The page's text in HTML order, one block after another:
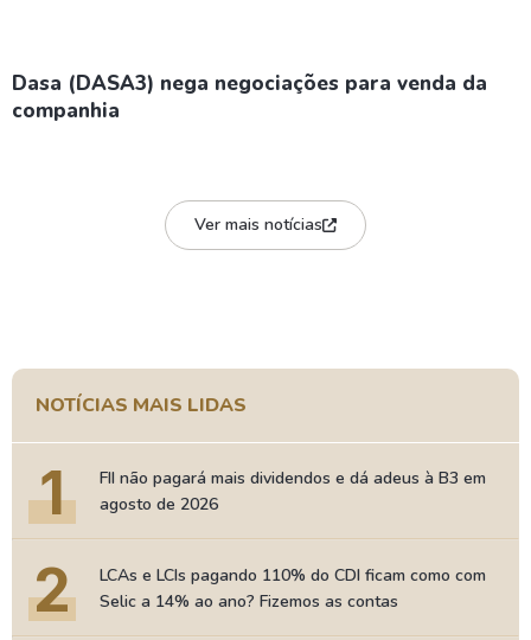
Dasa (DASA3) nega negociações para venda da
companhia
Ver mais notícias
NOTÍCIAS MAIS LIDAS
1
FII não pagará mais dividendos e dá adeus à B3 em
agosto de 2026
2
LCAs e LCIs pagando 110% do CDI ficam como com
Selic a 14% ao ano? Fizemos as contas